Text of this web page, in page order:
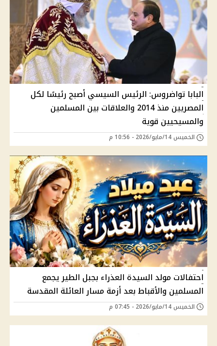
البابا تواضروس: الرئيس السيسي أصبح رئيسًا لكل
المصريين منذ 2014 والعلاقات بين المسلمين
والمسيحيين قوية
الخميس 14/مايو/2026 - 10:56 م
احتفالات مولد السيدة العذراء بجبل الطير يجمع
المسلمين والأقباط بعد أزمة مسار العائلة المقدسة
الخميس 14/مايو/2026 - 07:45 م